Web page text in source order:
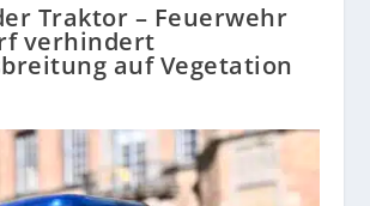
Traktor – Feuerwehr
verhindert
auf Vegetation